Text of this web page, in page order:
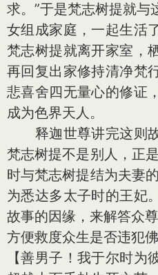
求。”于是梵志树提就与
女组成家庭，一起生活
梵志树提就离开家室，
再回复出家修持清净梵
悲喜舍四无量心的修证
成为色界天人。
释迦世尊讲完这则故
梵志树提不是别人，正
时与梵志树提结为夫妻
为悉达多太子时的王妃
故事的因缘，来解答众
方便救度众生是否违犯
【善男子！我于尔时为